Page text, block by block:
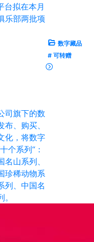
台拟在本月
乐部两批项
司旗下的数
、购买、
化，将数字
个系列“：
山系列、
珍稀动物系
列、中国名
数字藏品
# 可转赠